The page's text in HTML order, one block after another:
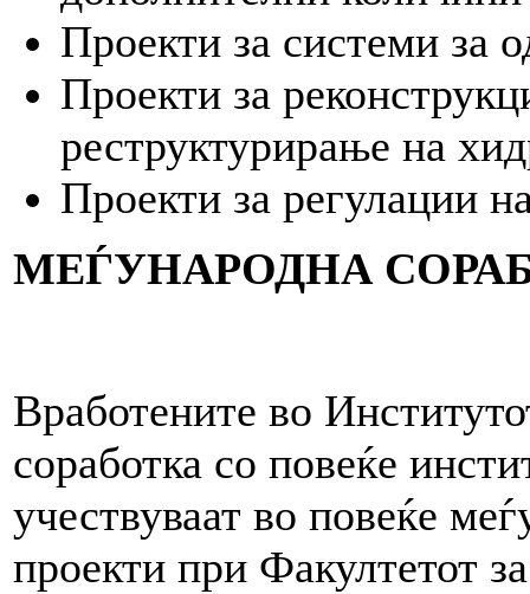
Проекти за системи за
Проекти за
реструктурирање на
Проекти за регулации
МЕЃУНАРОДНА
Вработените во
соработка со повеќе
учествуваат во повеќе
проекти при Факултетот